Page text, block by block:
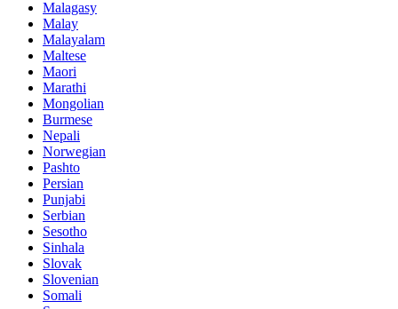
Malagasy
Malay
Malayalam
Maltese
Maori
Marathi
Mongolian
Burmese
Nepali
Norwegian
Pashto
Persian
Punjabi
Serbian
Sesotho
Sinhala
Slovak
Slovenian
Somali